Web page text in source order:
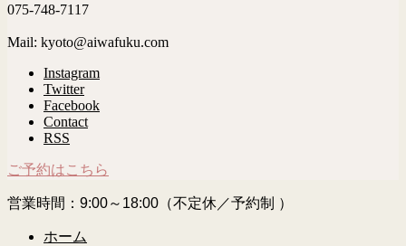
075-748-7117
Mail: kyoto@aiwafuku.com
Instagram
Twitter
Facebook
Contact
RSS
ご予約はこちら
営業時間：9:00～18:00（不定休／予約制 ）
ホーム